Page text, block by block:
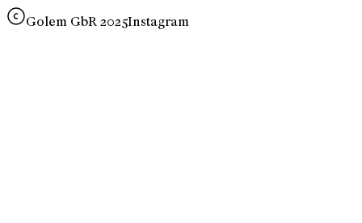
Golem GbR 2025Instagram